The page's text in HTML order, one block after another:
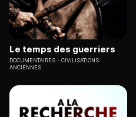
Le temps des guerriers
DOCUMENTAIRES
CIVILISATIONS
ANCIENNES